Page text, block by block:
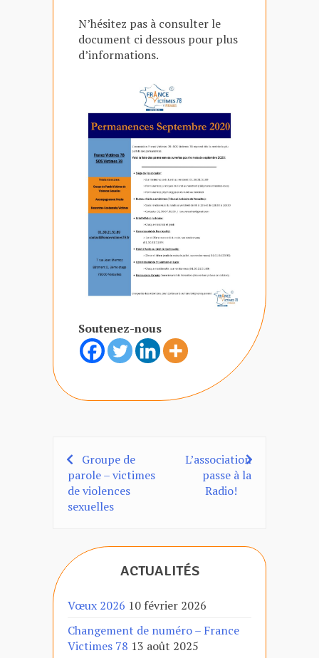
N’hésitez pas à consulter le
document ci dessous pour plus
d’informations.
Soutenez-nous
Navigation
de
Groupe de
parole – victimes
de violences
sexuelles
L’association
passe à la
Radio!
ACTUALITÉS
Vœux 2026 10 février 2026
Changement de numéro – France
Victimes 78 13 août 2025